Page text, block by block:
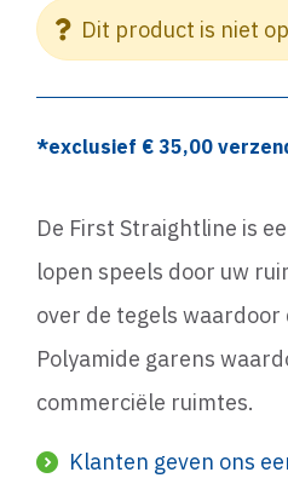
Dit product is niet
*exclusief €35,00
De First Straightline is
lopen speels door uw
over de tegels
Polyamide garens
commerciële ruimtes.
Klanten geven ons